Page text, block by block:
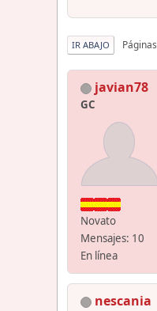
IR ABAJO Páginas
javian78
GC
Novato
Mensajes: 10
En línea
nescania